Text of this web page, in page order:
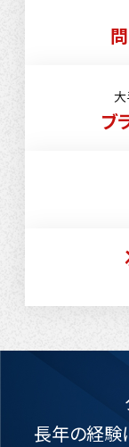
大
ブ
長年の経験